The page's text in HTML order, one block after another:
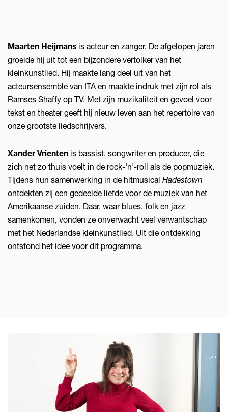
Maarten Heijmans is acteur en zanger. De afgelopen jaren
groeide hij uit tot een bijzondere vertolker van het
kleinkunstlied. Hij maakte lang deel uit van het
acteursensemble van ITA en maakte indruk met zijn rol als
Ramses Shaffy op TV. Met zijn muzikaliteit en gevoel voor
tekst en theater geeft hij nieuw leven aan het repertoire van
onze grootste liedschrijvers.
Xander Vrienten is bassist, songwriter en producer, die
zich net zo thuis voelt in de rock-'n'-roll als de popmuziek.
Tijdens hun samenwerking in de hitmusical Hadestown
ontdekten zij een gedeelde liefde voor de muziek van het
Amerikaanse zuiden. Daar, waar blues, folk en jazz
samenkomen, vonden ze onverwacht veel verwantschap
met het Nederlandse kleinkunstlied. Uit die ontdekking
ontstond het idee voor dit programma.